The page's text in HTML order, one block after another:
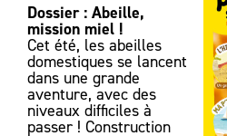
Dossier : Abeille,
mission miel !
Cet été, les abeilles
domestiques se lancent
dans une grande
aventure, avec des
niveaux difficiles à
passer ! Construction